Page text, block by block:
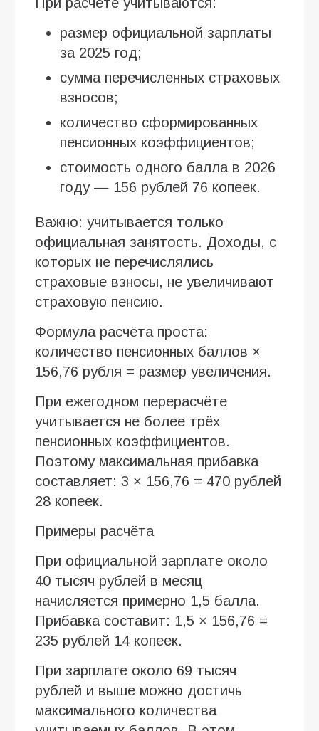
размер официальной зарплаты
за 2025 год;
сумма перечисленных страховых
взносов;
количество сформированных
пенсионных коэффициентов;
стоимость одного балла в 2026
году — 156 рублей 76 копеек.
Важно: учитывается только
официальная занятость. Доходы, с
которых не перечислялись
страховые взносы, не увеличивают
страховую пенсию.
Формула расчёта проста:
количество пенсионных баллов ×
156,76 рубля = размер увеличения.
При ежегодном перерасчёте
учитывается не более трёх
пенсионных коэффициентов.
Поэтому максимальная прибавка
составляет: 3 × 156,76 = 470 рублей
28 копеек.
Примеры расчёта
При официальной зарплате около
40 тысяч рублей в месяц
начисляется примерно 1,5 балла.
Прибавка составит: 1,5 × 156,76 =
235 рублей 14 копеек.
При зарплате около 69 тысяч
рублей и выше можно достичь
максимального количества